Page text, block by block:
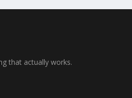
that actually works.